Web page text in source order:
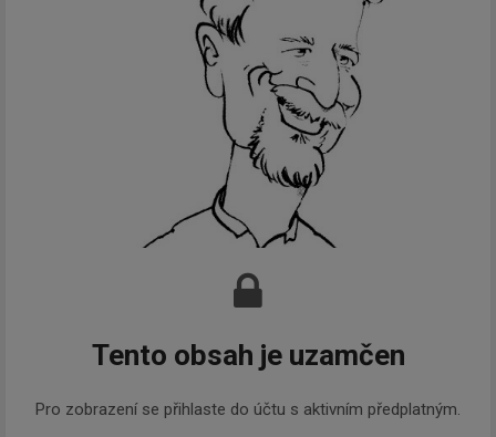
Tento obsah je uzamčen
Pro zobrazení se přihlaste do účtu s aktivním předplatným.